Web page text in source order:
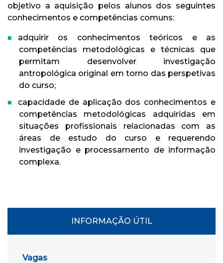
objetivo a aquisição pelos alunos dos seguintes
conhecimentos e competências comuns:
adquirir os conhecimentos teóricos e as
competências metodológicas e técnicas que
permitam desenvolver investigação
antropológica original em torno das perspetivas
do curso;
capacidade de aplicação dos conhecimentos e
competências metodológicas adquiridas em
situações profissionais relacionadas com as
áreas de estudo do curso e requerendo
investigação e processamento de informação
complexa.
INFORMAÇÃO ÚTIL
Vagas